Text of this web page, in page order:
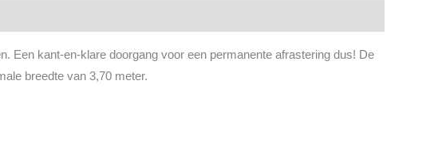
Een kant-en-klare doorgang voor een permanente afrastering dus! De
breedte van 3,70 meter.